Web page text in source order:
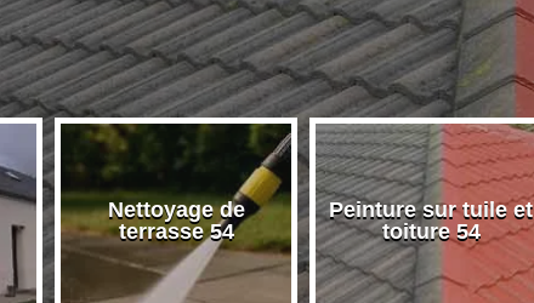
Nettoyage de
terrasse 54
Peinture sur tuile et
toiture 54